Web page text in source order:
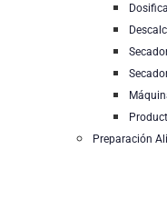
Preparación